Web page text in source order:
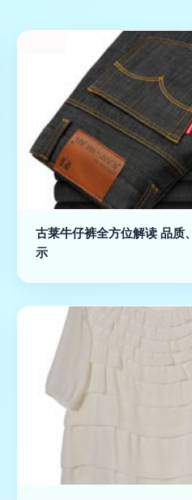
古莱牛仔裤全方位解读 品质
示